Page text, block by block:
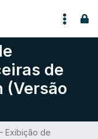
de
(Versão
Exibição de